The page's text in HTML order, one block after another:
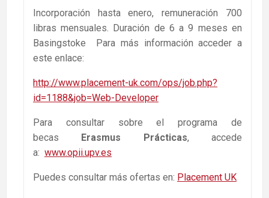
Incorporación hasta enero, remuneración 700
libras mensuales. Duración de 6 a 9 meses en
Basingstoke Para más información acceder a
este enlace:
http://www.placement-uk.com/ops/job.php?
id=1188&job=Web-Developer
Para consultar sobre el programa de
becas Erasmus Prácticas, accede
a: www.opii.upv.es
Puedes consultar más ofertas en: Placement UK